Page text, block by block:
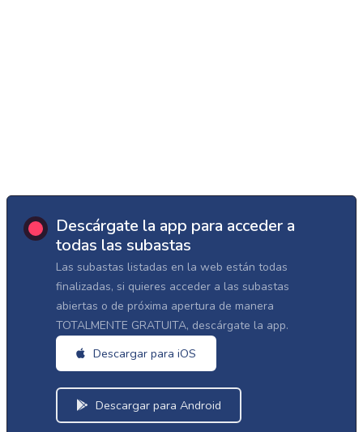
Descárgate la app para acceder a
todas las subastas
Las subastas listadas en la web están todas
finalizadas, si quieres acceder a las subastas
abiertas o de próxima apertura de manera
TOTALMENTE GRATUITA, descárgate la app.
Descargar para iOS
Descargar para Android